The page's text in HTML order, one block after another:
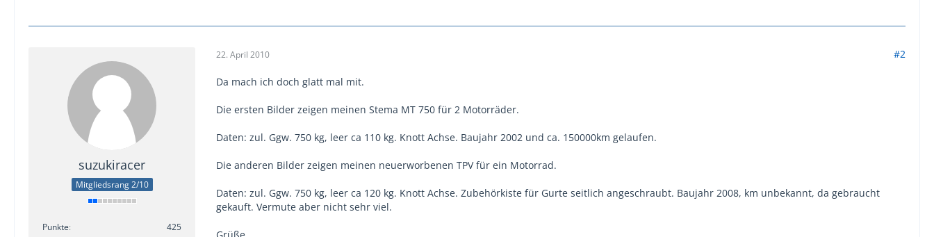
suzukiracer
Mitgliedsrang 2/10
Punkte
425
22. April 2010 #2
Da mach ich doch glatt mal mit.
Die ersten Bilder zeigen meinen Stema MT 750 für 2 Motorräder.
Daten: zul. Ggw. 750 kg, leer ca 110 kg. Knott Achse. Baujahr 2002 und ca. 150000km gelaufen.
Die anderen Bilder zeigen meinen neuerworbenen TPV für ein Motorrad.
Daten: zul. Ggw. 750 kg, leer ca 120 kg. Knott Achse. Zubehörkiste für Gurte seitlich angeschraubt. Baujahr 2008, km unbekannt, da gebraucht
gekauft. Vermute aber nicht sehr viel.